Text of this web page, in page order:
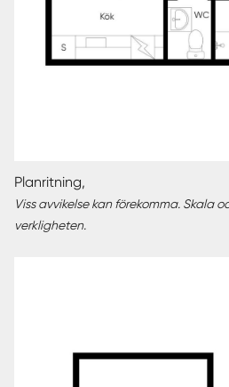
Planritning,
Viss avvikelse kan förekomma. Skala
verkligheten.